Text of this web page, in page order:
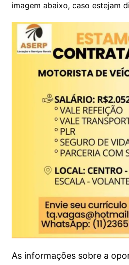
imagem abaixo, caso estejam
As informações sobre a